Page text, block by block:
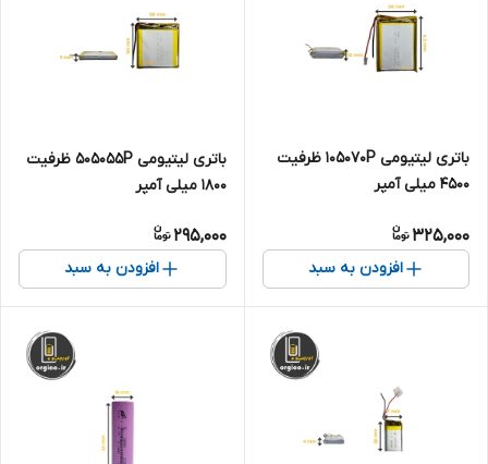
باتری لیتیومی 105070P ظرفیت
4500 میلی آمپر
325,000
افزودن به سبد
باتری لیتیومی 505055P ظرفیت
1800 میلی آمپر
295,000
افزودن به سبد